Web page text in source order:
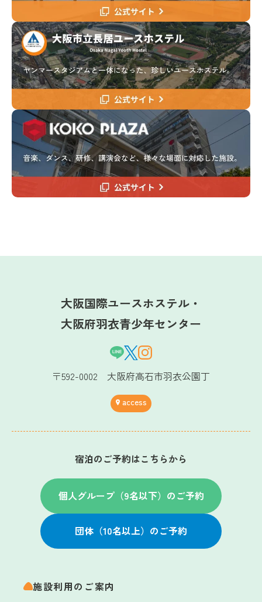
大阪国際ユースホステル・
大阪府羽衣青少年センター
〒592-0002 大阪府高石市羽衣公園丁
access
宿泊のご予約はこちらから
個人グループ（9名以下）のご予約
団体（10名以上）のご予約
施設利用のご案内